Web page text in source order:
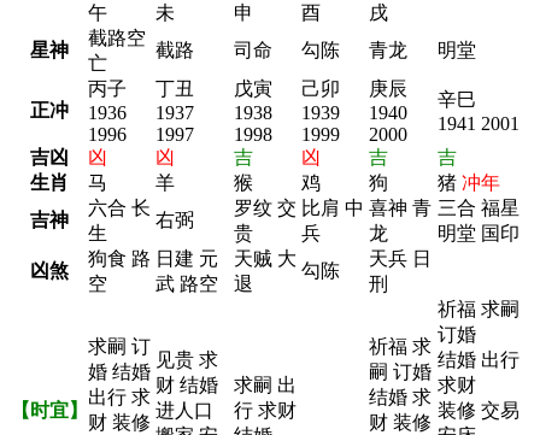
午
未
申
酉
戌
星神
截路空
亡
截路 司命 勾陈 青龙 明堂
正冲
丙子
1936
1996
丁丑
1937
1997
戊寅
1938
1998
己卯
1939
1999
庚辰
1940
2000
辛巳
1941 2001
吉凶
凶 凶 吉 凶 吉
吉
生肖
马 羊 猴 鸡 狗 猪 冲年
吉神
六合 长
生
右弼
罗纹 交
贵
比肩 中
兵
喜神 青
龙
三合 福星
明堂 国印
凶煞
狗食 路
空
日建 元
武 路空
天贼 大
退
勾陈
天兵 日
刑
【时宜】
求嗣 订
婚 结婚
出行 求
财 装修
见贵 求
财 结婚
进人口
求嗣 出
行 求财
祈福 求
嗣 订婚
结婚 求
财 装修
祈福 求嗣
订婚
结婚 出行
求财
装修 交易